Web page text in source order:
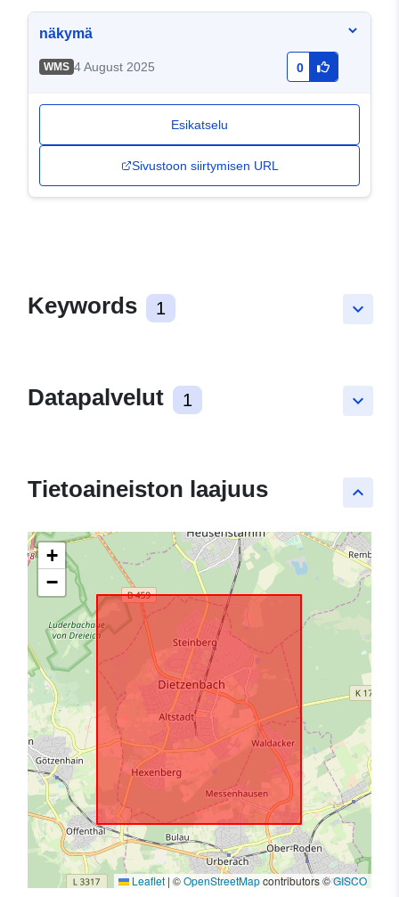
näkymä
WMS 4 August 2025 0
Esikatselu
Sivustoon siirtymisen URL
keyboard_arrow_down
Keywords 1
keyboard_arrow_down
Datapalvelut 1
keyboard_arrow_up
Tietoaineiston laajuus
+
−
Leaflet | ©OpenStreetMapcontributors ©GISCO